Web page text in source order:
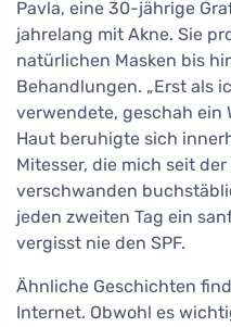
Pavla, eine 30-jährige
jahrelang mit Akne. Sie
natürlichen Masken bis
Behandlungen. „Erst als
verwendete, geschah ein
Haut beruhigte sich
Mitesser, die mich seit
verschwanden
jeden zweiten Tag ein
vergisst nie den SPF.
Ähnliche Geschichten
Internet. Obwohl es